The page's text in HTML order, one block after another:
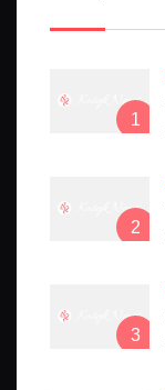
1
2
3